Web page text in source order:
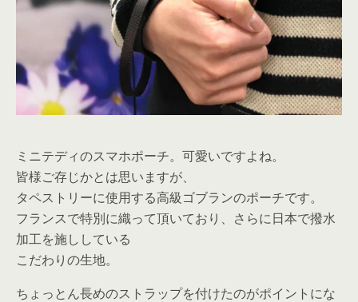
ミニテディのスマホポーチ。可愛いですよね。
皆様ご存じかとは思いますが、
タペストリーに使用する高級ゴブランのポーチです。
フランスで特別に織って頂いており、さらに日本で撥水
加工を施ししている
こだわりの生地。
ちょっとん長めのストラップを付けたのがポイントにな